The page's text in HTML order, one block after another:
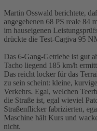
Martin Osswald berichtete,
angegebenen 68 PS reale 84
im hauseigenen
drückte die Test-Cagiva 95
Das 6-Gang-Getriebe ist gut
Tacho liegend 185 km/h
Das reicht locker für das
zu sein scheint: kleine,
Verkehrs. Egal, welchen
die Straße ist, egal wieviel
Straßenflicker fabrizierten,
Maschine hält Kurs und
nicht.